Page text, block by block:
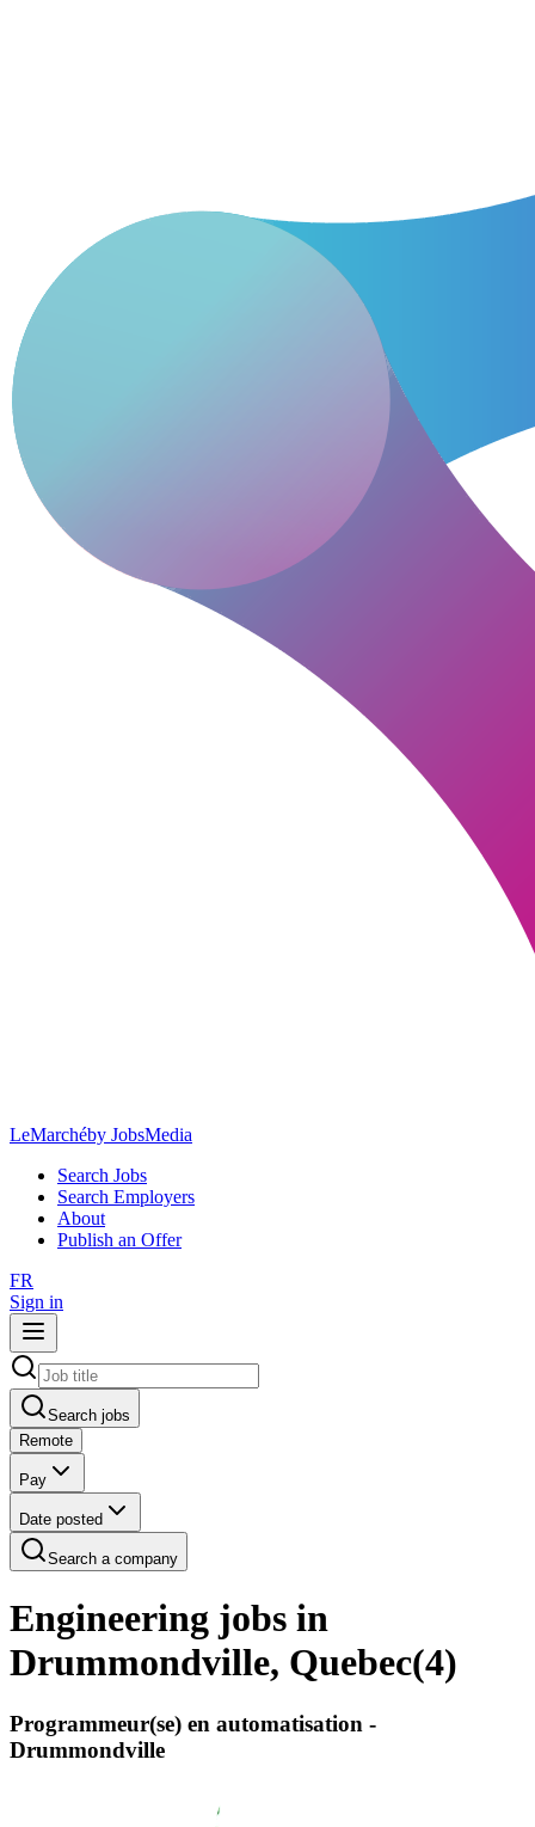
LeMarchéby JobsMedia
Search Jobs
Search Employers
About
Publish an Offer
FR
Sign in
Search jobs
Remote
Pay
Date posted
Search a company
Engineering jobs in
Drummondville, Quebec(4)
Programmeur(se) en automatisation -
Drummondville